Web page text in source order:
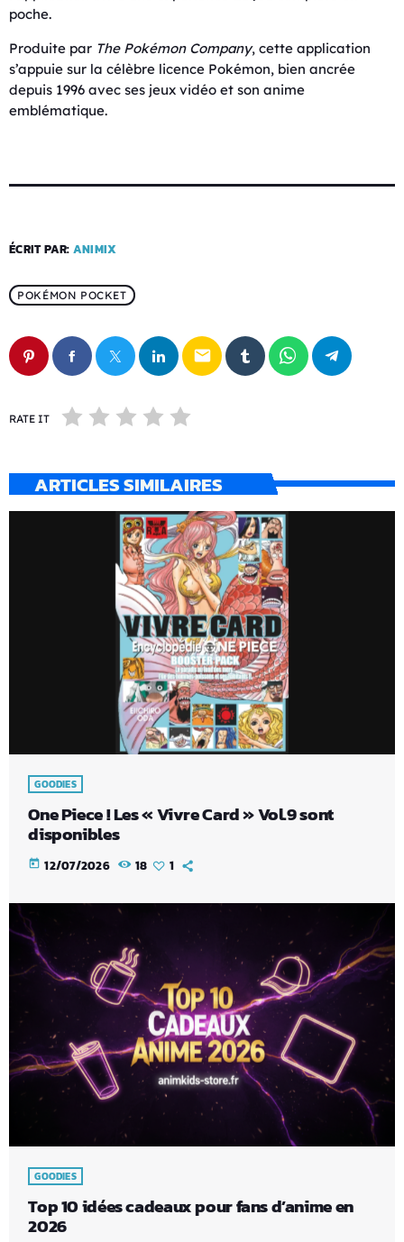
poche.
Produite par The Pokémon Company, cette application
s’appuie sur la célèbre licence Pokémon, bien ancrée
depuis 1996 avec ses jeux vidéo et son anime
emblématique.
ÉCRIT PAR: ANIMIX
POKÉMON POCKET
email
RATE IT
ARTICLES SIMILAIRES
GOODIES
One Piece ! Les « Vivre Card » Vol.9 sont
disponibles
today 12/07/2026 18 1
GOODIES
Top 10 idées cadeaux pour fans d’anime en
2026